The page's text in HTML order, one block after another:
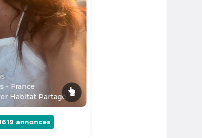
- France
Habitat Partagé
annonces